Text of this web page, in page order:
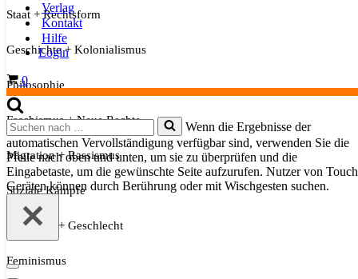
Verlag
Kontakt
Hilfe
Login
Warenkorb
0
Suchen
nach …
Wenn die Ergebnisse der
automatischen Vervollständigung verfügbar sind, verwenden Sie die
Pfeile nach oben und unten, um sie zu überprüfen und die
Eingabetaste, um die gewünschte Seite aufzurufen. Nutzer von
Geräten können durch Berührung oder mit Wischgesten suchen.
Navigationsmenü
Staat + Rechtsform
Geschichte + Kolonialismus
Philosophie
Faschismus + Neue Rechte
Migration + Rassismus
Soziale Kämpfe
Sexualität + Geschlecht
Feminismus